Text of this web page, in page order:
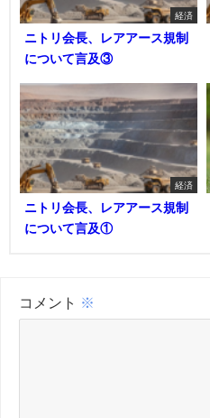
経済
ニトリ会長、レアアース規制
について言及③
経済
ニトリ会長、レアアース規制
について言及①
コメント ※